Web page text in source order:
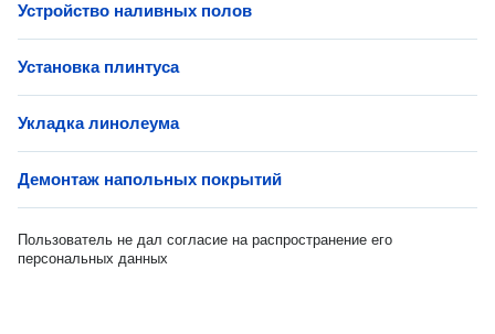
Устройство наливных полов
Установка плинтуса
Укладка линолеума
Демонтаж напольных покрытий
Пользователь не дал согласие на распространение его
персональных данных